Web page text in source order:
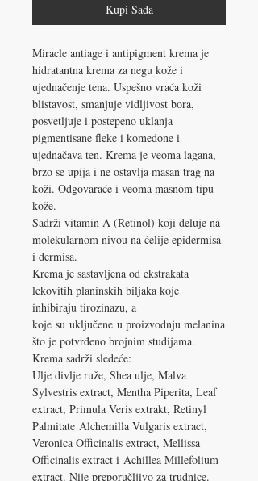
Kupi Sada
Miracle antiage i antipigment krema je
hidratantna krema za negu kože i
ujednačenje tena. Uspešno vraća koži
blistavost, smanjuje vidljivost bora,
posvetljuje i postepeno uklanja
pigmentisane fleke i komedone i
ujednačava ten. Krema je veoma lagana,
brzo se upija i ne ostavlja masan trag na
koži. Odgovaraće i veoma masnom tipu
kože.
Sadrži vitamin A (Retinol) koji deluje na
molekularnom nivou na ćelije epidermisa
i dermisa.
Krema je sastavljena od ekstrakata
lekovitih planinskih biljaka koje
inhibiraju tirozinazu, a
koje su uključene u proizvodnju melanina
što je potvrđeno brojnim studijama.
Krema sadrži sledeće:
Ulje divlje ruže, Shea ulje, Malva
Sylvestris extract, Mentha Piperita, Leaf
extract, Primula Veris extrakt, Retinyl
Palmitate Alchemilla Vulgaris extract,
Veronica Officinalis extract, Mellissa
Officinalis extract i Achillea Millefolium
extract. Nije preporučljivo za trudnice.